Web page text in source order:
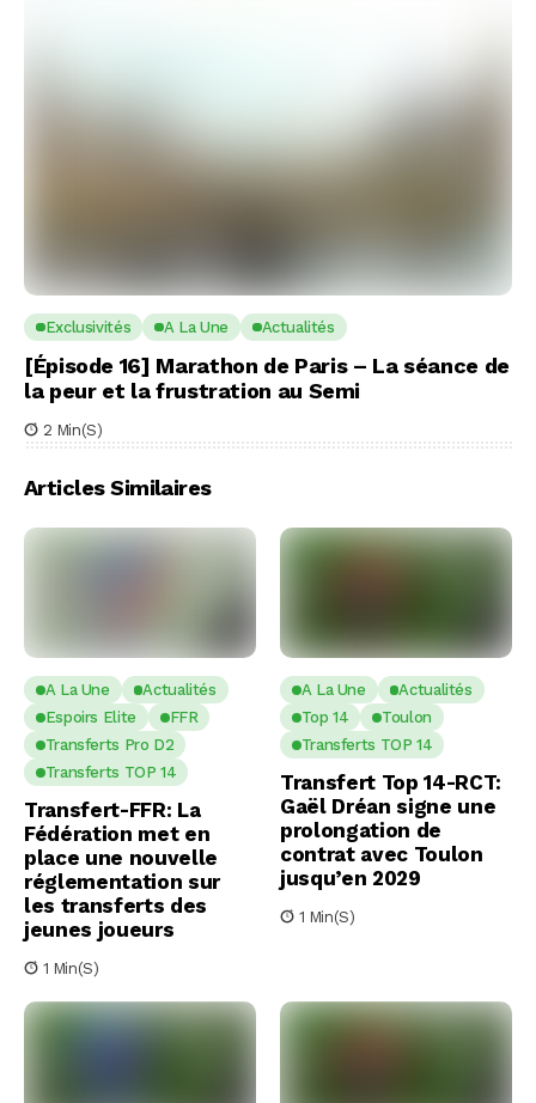
Exclusivités A La Une Actualités
[Épisode 16] Marathon de Paris – La séance de
la peur et la frustration au Semi
2 Min(s)
Articles Similaires
A La Une
Actualités
Espoirs Elite
FFR
Transferts Pro D2
Transferts TOP 14
Transfert-FFR: La
Fédération met en
place une nouvelle
réglementation sur
les transferts des
jeunes joueurs
1 Min(s)
A La Une
Actualités
Top 14
Toulon
Transferts TOP 14
Transfert Top 14-RCT:
Gaël Dréan signe une
prolongation de
contrat avec Toulon
jusqu’en 2029
1 Min(s)